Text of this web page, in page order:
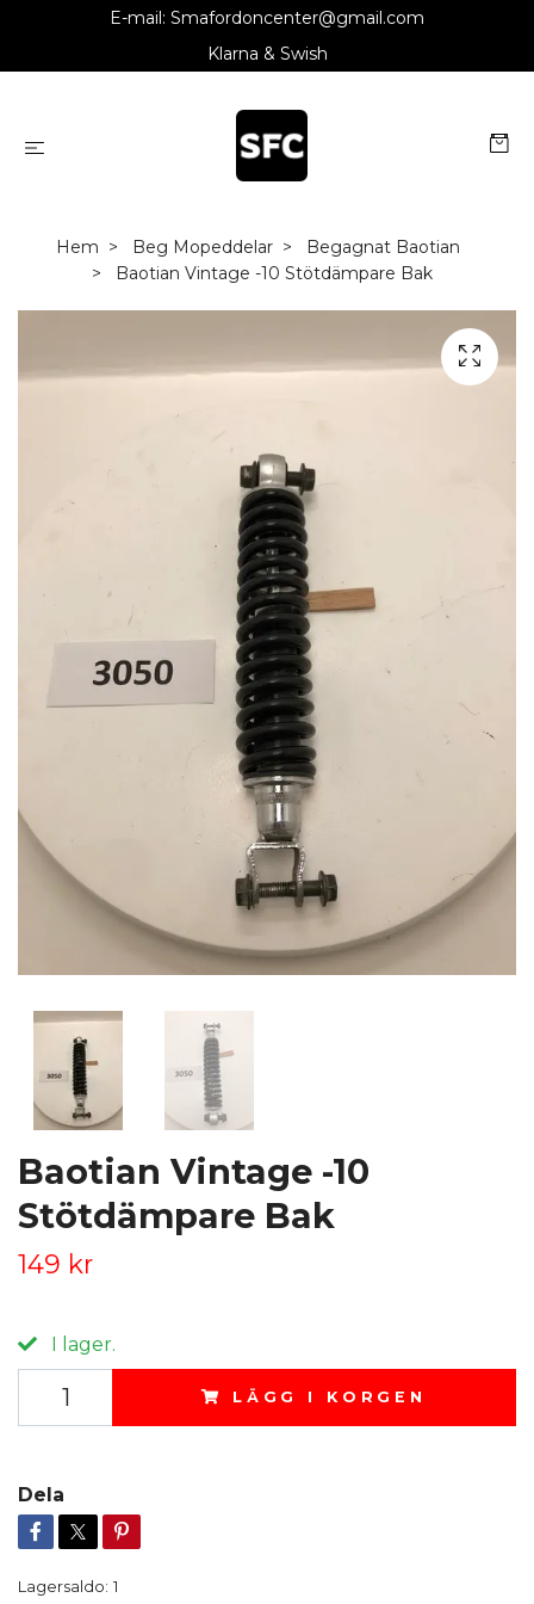
E-mail: Smafordoncenter@gmail.com
Klarna & Swish
Hem Beg Mopeddelar
Begagnat Baotian
Baotian Vintage -10 Stötdämpare Bak
Baotian Vintage -10
Stötdämpare Bak
149 kr
I lager.
LÄGG I KORGEN
Dela
Lagersaldo: 1